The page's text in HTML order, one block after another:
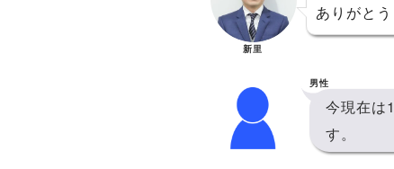
新里
ありがと
男性
今現在は
す。